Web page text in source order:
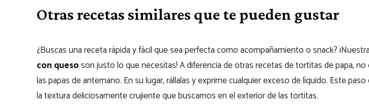
Otras recetas similares que te pueden gustar
¿Buscas una receta rápida y fácil que sea perfecta como acompañamiento o snack?
con quesoson justo lo que necesitas! A diferencia de otras recetas de tortitas de papa,
las papas de antemano. En su lugar, rállalas y exprime cualquier exceso de líquido. Este
la textura deliciosamente crujiente que buscamos en el exterior de las tortitas.